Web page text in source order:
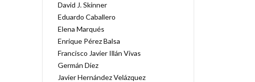
David J. Skinner
Eduardo Caballero
Elena Marqués
Enrique Pérez Balsa
Francisco Javier Illán Vivas
Germán Díez
Javier Hernández Velázquez